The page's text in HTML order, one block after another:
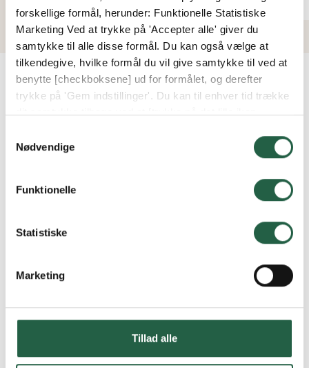
forskellige formål, herunder: Funktionelle Statistiske
Marketing Ved at trykke på 'Accepter alle' giver du
samtykke til alle disse formål. Du kan også vælge at
tilkendegive, hvilke formål du vil give samtykke til ved at
benytte [checkboksene] ud for formålet, og derefter
trykke på 'Gem indstillinger'. Du kan til enhver tid trække
dit samtykke tilbage ved at [trykke på det lille ikon
mere om vores brug af cookies og andre teknologier,
personlige oplysninger
Nødvendige
Funktionelle
Statistiske
Marketing
Tillad alle
Medfølger der monteringsvejledninger?
Kan man gå på kanalplasttaget?